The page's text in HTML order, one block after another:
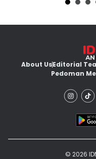
About UsEditorial
Pedoman
© 2026